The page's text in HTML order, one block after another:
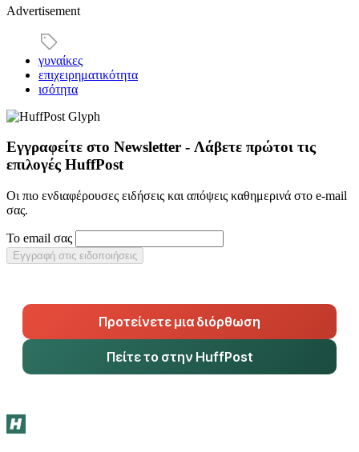
Advertisement
γυναίκες
επιχειρηματικότητα
ισότητα
Εγγραφείτε στο Newsletter - Λάβετε πρώτοι τις
επιλογές HuffPost
Οι πιο ενδιαφέρουσες ειδήσεις και απόψεις καθημερινά στο e-mail
σας.
Το email σας
Εγγραφή στις ειδοποιήσεις
Προτείνετε μια διόρθωση
Πείτε το στην HuffPost